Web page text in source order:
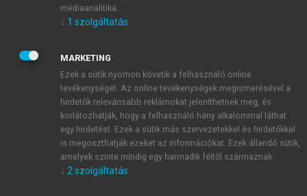
JELSZÓ
JELSZÓ ÚJRA
Kérek értesítést a MeRSZ újdonságairól, akcióiról.
Kérek értesítést az Akadémiai Kiadó Zrt. újdonságairól,
médiaanalitika.
↓ 1 szolgáltatás
MARKETING
Ezek a sütik nyomon követik a felhasználó online
tevékenységét. Az online tevékenységek megismerésével a
hirdetők relevánsabb reklámokat jeleníthetnek meg, és
korlátozhatják, hogy a felhasználó hány alkalommal láthat
egy hirdetést. Ezek a sütik más szervezetekkel és hirdetőkkel
is megoszthatják ezeket az információkat. Ezek állandó sütik,
amelyek szinte mindig egy harmadik féltől származnak.
↓ 2 szolgáltatás